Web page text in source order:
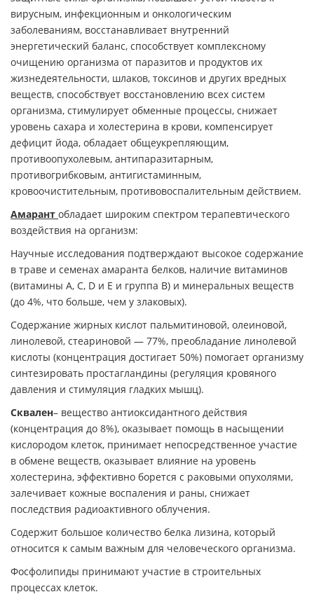
вирусным, инфекционным и онкологическим
заболеваниям, восстанавливает внутренний
энергетический баланс, способствует комплексному
очищению организма от паразитов и продуктов их
жизнедеятельности, шлаков, токсинов и других вредных
веществ, способствует восстановлению всех систем
организма, стимулирует обменные процессы, снижает
уровень сахара и холестерина в крови, компенсирует
дефицит йода, обладает общеукрепляющим,
противоопухолевым, антипаразитарным,
противогрибковым, антигистаминным,
кровоочистительным, противовоспалительным действием.
Амарант обладает широким спектром терапевтического
воздействия на организм:
Научные исследования подтверждают высокое содержание
в траве и семенах амаранта белков, наличие витаминов
(витамины А, С, D и Е и группа В) и минеральных веществ
(до 4%, что больше, чем у злаковых).
Содержание жирных кислот пальмитиновой, олеиновой,
линолевой, стеариновой — 77%, преобладание линолевой
кислоты (концентрация достигает 50%) помогает организму
синтезировать простагландины (регуляция кровяного
давления и стимуляция гладких мышц).
Сквален– вещество антиоксидантного действия
(концентрация до 8%), оказывает помощь в насыщении
кислородом клеток, принимает непосредственное участие
в обмене веществ, оказывает влияние на уровень
холестерина, эффективно борется с раковыми опухолями,
залечивает кожные воспаления и раны, снижает
последствия радиоактивного облучения.
Содержит большое количество белка лизина, который
относится к самым важным для человеческого организма.
Фосфолипиды принимают участие в строительных
процессах клеток.